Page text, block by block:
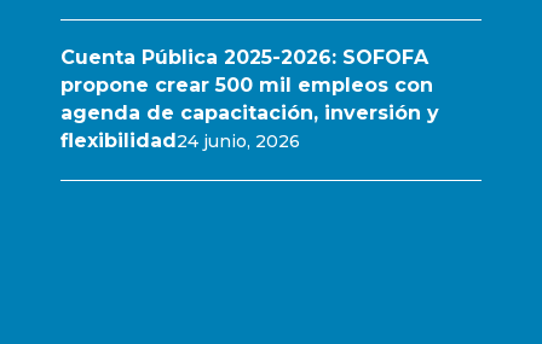
Cuenta Pública 2025-2026: SOFOFA
propone crear 500 mil empleos con
agenda de capacitación, inversión y
flexibilidad24 junio, 2026